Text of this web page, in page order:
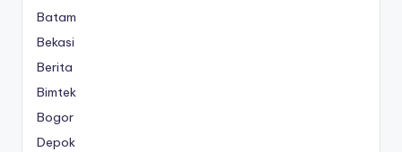
Batam
Bekasi
Berita
Bimtek
Bogor
Depok